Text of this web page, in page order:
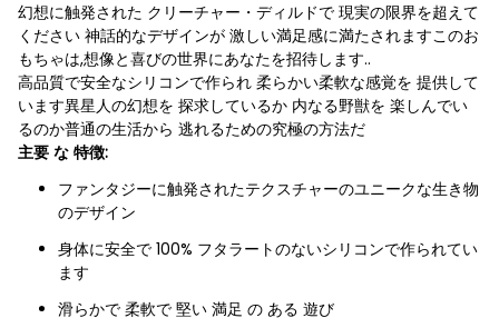
幻想に触発された クリーチャー・ディルドで 現実の限界を超えて
ください 神話的なデザインが 激しい満足感に満たされますこのお
もちゃは,想像と喜びの世界にあなたを招待します..
高品質で安全なシリコンで作られ 柔らかい柔軟な感覚を 提供して
います異星人の幻想を 探求しているか 内なる野獣を 楽しんでい
るのか普通の生活から 逃れるための究極の方法だ
主要 な 特徴:
ファンタジーに触発されたテクスチャーのユニークな生き物
のデザイン
身体に安全で 100% フタラートのないシリコンで作られてい
ます
滑らかで 柔軟で 堅い 満足 の ある 遊び